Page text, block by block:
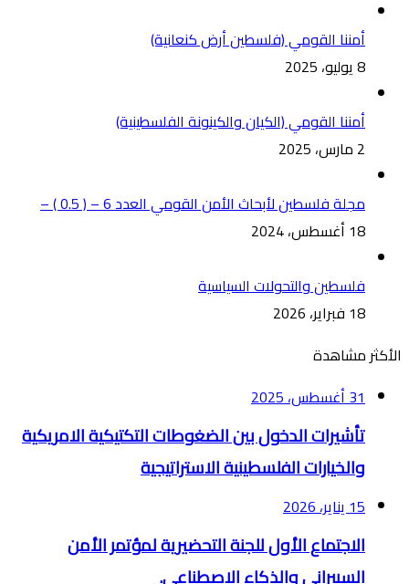
أمننا القومي (فلسطين أرض كنعانية)
8 يوليو، 2025
أمننا القومي (الكيان والكينونة الفلسطينية)
2 مارس، 2025
مجلة فلسطين لأبحاث الأمن القومي العدد 6 – ( 0.5 ) –
18 أغسطس، 2024
فلسطين والتحولات السياسية
18 فبراير، 2026
الأكثر مشاهدة
31 أغسطس، 2025
تأشيرات الدخول بين الضغوطات التكتيكية الامريكية
والخيارات الفلسطينية الاستراتيجية
15 يناير، 2026
الاجتماع الأول للجنة التحضيرية لمؤتمر الأمن
السيبراني والذكاء الاصطناعي.